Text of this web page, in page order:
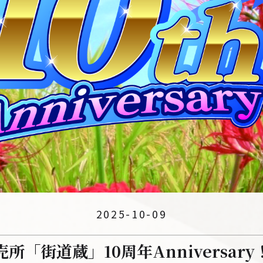
2025-10-09
所「街道蔵」10周年Anniversary